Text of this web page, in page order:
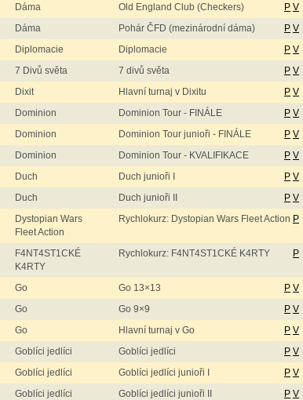
Dáma Old England Club (Checkers) P V
Dáma Pohár ČFD (mezinárodní dáma) P V
Diplomacie Diplomacie P V
7 Divů světa 7 divů světa P V
Dixit Hlavní turnaj v Dixitu P V
Dominion Dominion Tour - FINÁLE P V
Dominion Dominion Tour junioři - FINÁLE P V
Dominion Dominion Tour - KVALIFIKACE P V
Duch Duch junioři I P V
Duch Duch junioři II P V
Dystopian Wars
Fleet Action
Rychlokurz: Dystopian Wars Fleet Action P
F4NT4ST1CKÉ
K4RTY
Rychlokurz: F4NT4ST1CKÉ K4RTY P
Go Go 13×13 P V
Go Go 9×9 P V
Go Hlavní turnaj v Go P V
Goblíci jedlíci Goblíci jedlíci P V
Goblíci jedlíci Goblíci jedlíci junioři I P V
Goblíci jedlíci Goblíci jedlíci junioři II P V